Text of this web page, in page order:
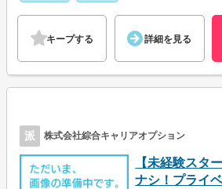
キープする 詳細を見る
派 株式会社綜合キャリアオプション
【未経験スタ
ナシ！プライ